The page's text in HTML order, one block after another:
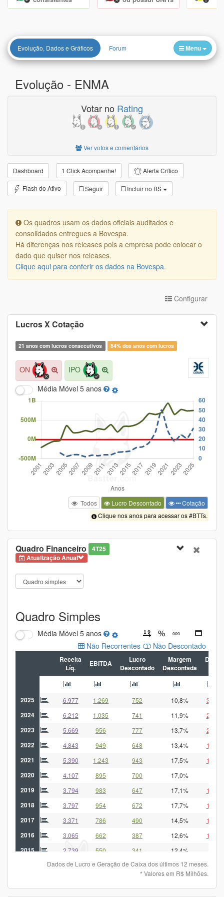
Evolução, Dados e Gráficos Forum Menu
Evolução - ENMA
Votar no Rating
Ver votos e comentários
Dashboard 1 Click Acompanhe! Alerta Crítico
Flash do Ativo Seguir Incluir no BS
Os quadros usam os dados oficiais auditados e
consolidados entregues a Bovespa.
Há diferenças nos releases pois a empresa pode colocar o
dado que quiser nos releases.
Clique aqui para conferir os dados na Bovespa.
Configurar
Lucros X Cotação
21 anos com lucros consecutivos 84% dos anos com lucros
ON
IPO
Média Móvel 5 anos
Todos Lucro Descontado
Cotação
Clique nos anos para acessar os #BTTs.
Quadro Financeiro
4T25
Atualização Anual
Quadro Simples
Média Móvel 5 anos
Não Descontado
Não Recorrentes
Receita
Líq.
EBITDA
Lucro
Descontado
Margem
Descontada
Dívida
2025 6.977 1.269 752 10,8% 3.523
2024 6.212 1.035 741 11,9% 2.976
2023 5.669 956 777 13,7% 2.179
2022 4.843 949 648 13,4% 1.400
2021 5.390 1.243 943 17,5% 1.417
2020 4.107 895 700 17,0%
2019 3.794 983 647 17,1% 1.265
2018 3.797 954 672 17,7% 1.154
2017 3.371 786 490 14,5% 1.247
2016 3.065 662 387 12,6% 1.109
2015 2.739 550 341 12,4%
2.484 - 335 13,5% 1.056
2012 2.348 - 385 16,4% 1.128
Dados de Lucro e Geração de Caixa dos últimos 12 meses.
* Valores em R$ Milhões.